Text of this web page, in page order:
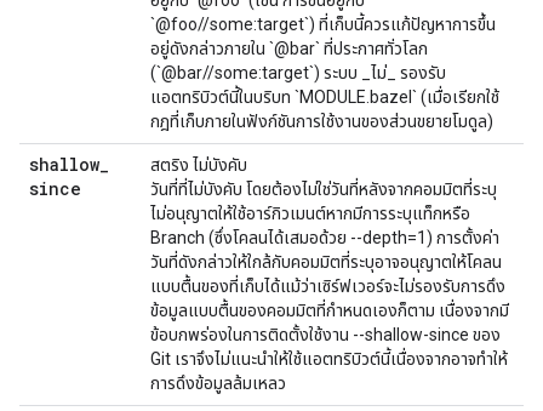
`@foo//some:target`) ที่เก็บนี้ควรแก้ปัญหาการขึ้น
อยู่ดังกล่าวภายใน `@bar` ที่ประกาศทั่วโลก
(`@bar//some:target`) ระบบ _ไม่_ รองรับ
แอตทริบิวต์นี้ในบริบท `MODULE.bazel` (เมื่อเรียกใช้
กฎที่เก็บภายในฟังก์ชันการใช้งานของส่วนขยายโมดูล)
shallow_
since
สตริง ไม่บังคับ
วันที่ที่ไม่บังคับ โดยต้องไม่ใช่วันที่หลังจากคอมมิตที่ระบุ
ไม่อนุญาตให้ใช้อาร์กิวเมนต์หากมีการระบุแท็กหรือ
Branch (ซึ่งโคลนได้เสมอด้วย --depth=1) การตั้งค่า
วันที่ดังกล่าวให้ใกล้กับคอมมิตที่ระบุอาจอนุญาตให้โคลน
แบบตื้นของที่เก็บได้แม้ว่าเซิร์ฟเวอร์จะไม่รองรับการดึง
ข้อมูลแบบตื้นของคอมมิตที่กำหนดเองก็ตาม เนื่องจากมี
ข้อบกพร่องในการติดตั้งใช้งาน --shallow-since ของ
Git เราจึงไม่แนะนำให้ใช้แอตทริบิวต์นี้เนื่องจากอาจทำให้
การดึงข้อมูลล้มเหลว